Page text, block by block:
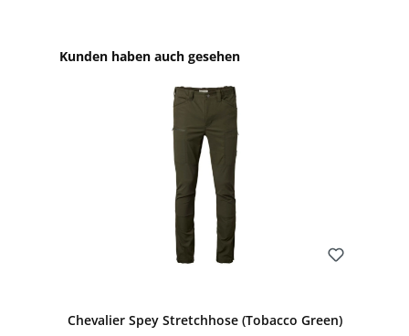
Produktgalerie überspringen
Kunden haben auch gesehen
Chevalier Spey Stretchhose (Tobacco Green)